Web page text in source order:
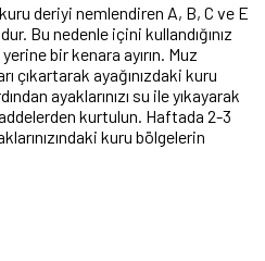
deriyi nemlendiren A, B, C ve E
Bu nedenle içini kullandığınız
bir kenara ayırın. Muz
çıkartarak ayağınızdaki kuru
ayaklarınızı su ile yıkayarak
kurtulun. Haftada 2-3
kuru bölgelerin